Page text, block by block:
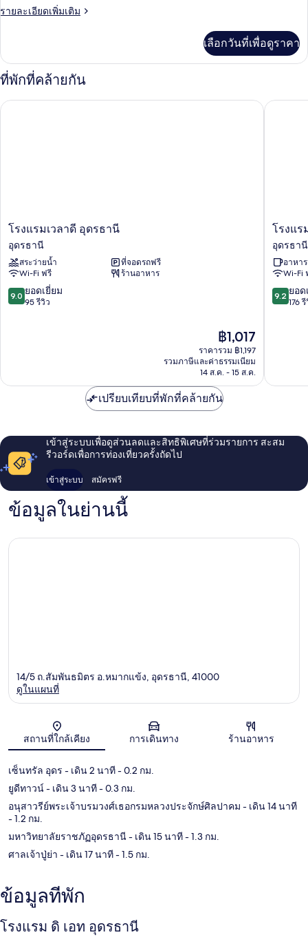
City
รายละเอียดเพิ่มเติม
ราย
เกี่ยว
กับ
Grand
Deluxe
King
เลือกวันที่เพื่อดูราคา
ที่พักที่คล้ายกัน
โรงแรม
ดี
อุดรธานี
อุดรธานี
โรงแรมเวลาดี อุดรธานี
อุดรธานี
สระว่ายน้ำ
ที่จอดรถฟรี
Wi-Fi ฟรี
ร้านอาหาร
9.0
จาก
9.0 ยอดเยี่ยม
95 รีวิว
ราคา
ปัจจุบัน
คือ
฿1,017
฿1,017
ราคารวม ฿1,197
รวมภาษีและค่าธรรมเนียม
14 ส.ค. - 15 ส.ค.
โรงแรมเวลาดี อุดรธานี
โรงแรม
อุดรธานี
โรงแร
อุดรธานี
อาหา
Wi-Fi
9.2
จาก
9.2 ยอด
176
โรงแรม
เปรียบเทียบที่พักที่คล้ายกัน
เข้าสู่ระบบเพื่อดูส่วนลดและสิทธิพิเศษที่ร่วมรายการ สะสม
รีวอร์ดเพื่อการท่องเที่ยวครั้งถัดไป
เข้าสู่ระบบ สมัครฟรี
ข้อมูลในย่านนี้
แผนที่
14/5 ถ.สัมพันธมิตร อ.หมากแข้ง, อุดรธานี, 41000
ดูในแผนที่
สถานที่ใกล้เคียง การเดินทาง ร้านอาหาร
เซ็นทรัล อุดร - เดิน 2 นาที- 0.2 กม.
ยูดีทาวน์- เดิน 3 นาที- 0.3 กม.
อนุสาวรีย์พระเจ้าบรมวงศ์เธอกรมหลวงประจักษ์ศิลปาคม - เดิน 14 นาที
- 1.2 กม.
มหาวิทยาลัยราชภัฏอุดรธานี- เดิน 15 นาที- 1.3 กม.
ศาลเจ้าปู่ย่า - เดิน 17 นาที- 1.5 กม.
ข้อมูลที่พัก
โรงแรม ดิ เอท อุดรธานี